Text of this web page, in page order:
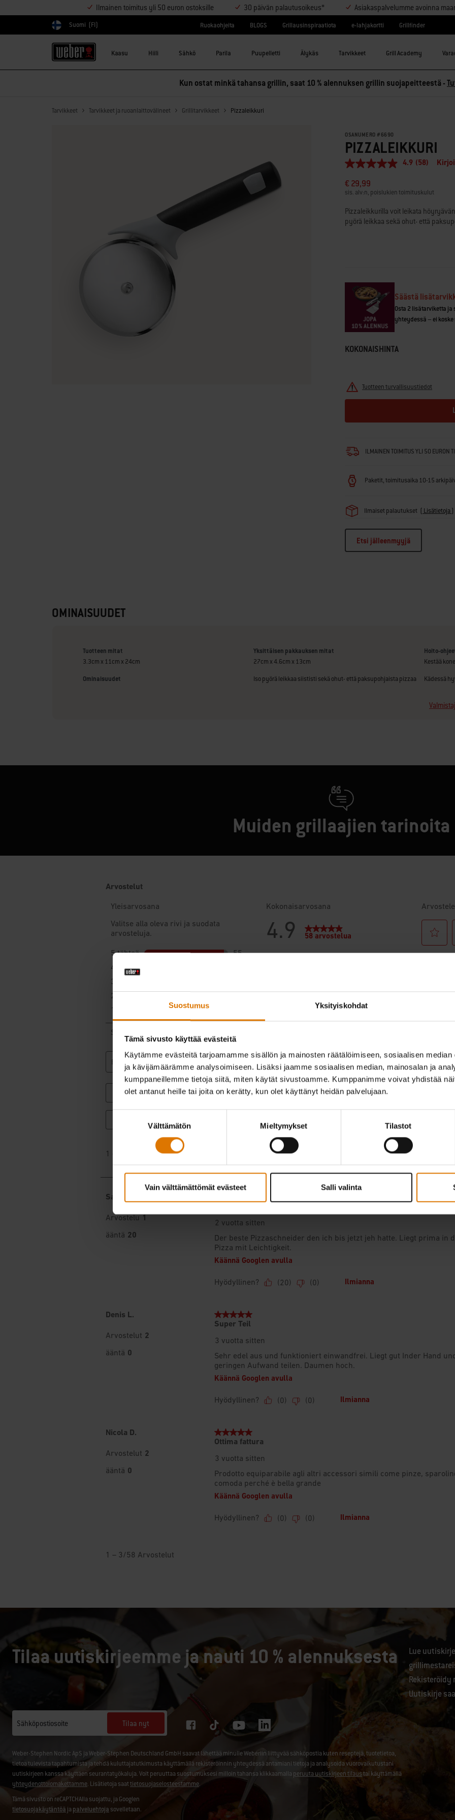
Suostumus Yksityiskohdat
Tämä sivusto käyttää evästeitä
Käytämme evästeitä tarjoamamme sisällön ja mainosten räätälöimiseen, sosiaalisen
ja kävijämäärämme analysoimiseen. Lisäksi jaamme sosiaalisen median, mainosalan ja
kumppaneillemme tietoja siitä, miten käytät sivustoamme. Kumppanimme voivat yhdistää
olet antanut heille tai joita on kerätty, kun olet käyttänyt heidän palvelujaan.
valinta
Välttämätön Mieltymykset Tilastot
Vain välttämättömät evästeet Salli valinta
Ilmainen toimitus yli 50 euron ostoksille 30 päivän palautusoikeus* Asiakaspalvelumme avoinna
Valitse maa
Suomi (FI) Ruokaohjeita BLOGS Grillausinspiraatiota e-lahjakortti Grillfinder
Kaasu Hiili Sähkö Parila Puupelletti Älykäs Tarvikkeet Grill Academy
Kun ostat minkä tahansa grillin, saat 10 % alennuksen grillin suojapeitteestä -
Tarvikkeet Tarvikkeet ja ruoanlaittovälineet Grillitarvikkeet Pizzaleikkuri
OSANUMERO # 6690
PIZZALEIKKURI
4.9
5
tähteä,
keskimääräinen
arvosana.
Read
58
4.9 (58)
€ 29,99
sis. alv:n, poislukien toimituskulut
Pizzaleikkurilla voit leikata
pyörä leikkaa sekä ohut- että
Säästä
Osta 2 lisätarviketta ja
yhteydessä – ei
KOKONAISHINTA
Tuotteen turvallisuustiedot
ILMAINEN TOIMITUS YLI 50
Paketit, toimitusaika 10-15
Ilmaiset palautukset ( Lisätietoja )
Etsi jälleenmyyjä
OMINAISUUDET
Tuotteen mitat
3.3cm x 11cm x 24cm
Yksittäisen pakkauksen mitat
27cm x 4.6cm x 13cm
Hoito-
Kestää
Ominaisuudet Iso pyörä leikkaa siististi sekä ohut- että paksupohjaista pizzaa Kädessä
Muiden grillaajien tarinoita
Tilaa uutiskirjeemme ja nauti 10 % alennuksesta
Lue
Uutiskirje
Sähköpostiosoite Tilaa nyt
Weber-Stephen Nordic ApS ja Weber-Stephen Deutschland GmbH saavat lähettää minulle Weberiin liittyvää sähköpostia kuten reseptejä, tuotetietoa,
tietoa tulevista tapahtumista ja tehdä kuluttajatutkimusta käyttämällä rekisteröinnin yhteydessä antamiani tietoja ja analysoida vuorovaikutustani
uutiskirjeen kanssa käyttäen seurantatyökaluja. Voit peruuttaa suostumuksesi milloin tahansa klikkaamalla peruuta uutiskirjeen tilaustai käyttämällä
yhteydenottolomakettamme. Lisätietoja saattietosuojaselosteestamme.
Tämä sivusto on reCAPTCHAlla suojattu, ja Googlen
tietosuojakäytäntöä ja palveluehtoja sovelletaan.